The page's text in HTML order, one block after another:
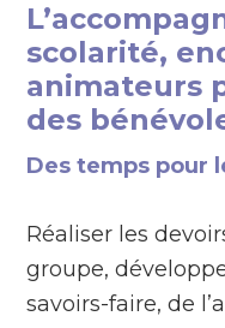
scolarité,
animateurs
des
Des temps pour
Réaliser les
groupe,
savoirs-faire, de